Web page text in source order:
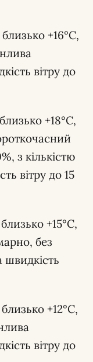
+16°C,
вітру до
+18°C,
з кількістю
вітру до 15
+15°C,
без
+12°C,
вітру до